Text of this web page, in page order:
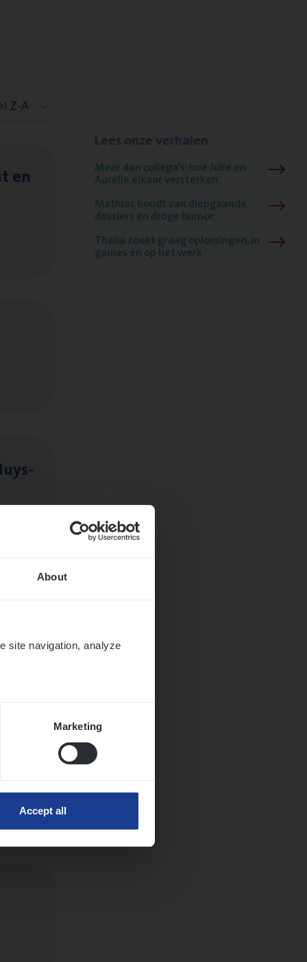
About
site navigation, analyze
Marketing
Accept all
Z-A
en Meer dan collega’s: hoe Julie en
Aurélie elkaar versterken
Mathias houdt van diepgaande
dossiers én droge humor
Thalia zoekt graag oplossingen, in
games én op het werk